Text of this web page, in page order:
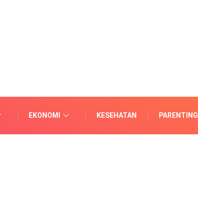
EKONOMI KESEHATAN PARENTING